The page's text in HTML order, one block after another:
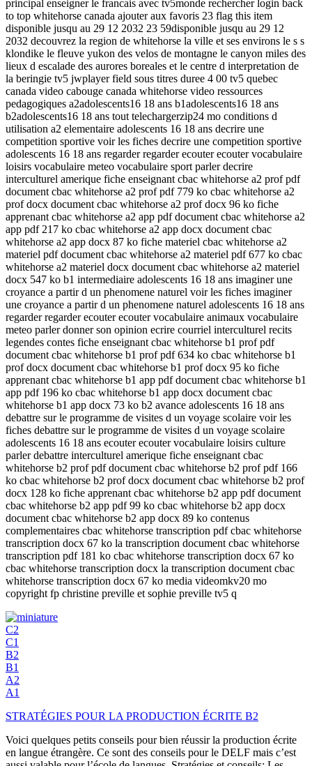
principal enseigner le francais avec tv5monde rechercher login back
to top whitehorse canada ajouter aux favoris 23 flag this item
disponible jusqu au 29 12 2032 23 59disponible jusqu au 29 12
2032 decouvrez la region de whitehorse la ville et ses environs le s s
klondike le fleuve yukon des velos de montagne le canyon miles des
lieux d escalade des aurores boreales et le centre d interpretation de
la beringie tv5 jwplayer field sous titres duree 4 00 tv5 quebec
canada video cabouge canada whitehorse video ressources
pedagogiques a2adolescents16 18 ans b1adolescents16 18 ans
b2adolescents16 18 ans tout telechargerzip24 mo conditions d
utilisation a2 elementaire adolescents 16 18 ans decrire une
competition sportive voir les fiches decrire une competition sportive
adolescents 16 18 ans regarder regarder ecouter ecouter vocabulaire
loisirs vocabulaire meteo vocabulaire sport parler decrire
interculturel amerique fiche enseignant cbac whitehorse a2 prof pdf
document cbac whitehorse a2 prof pdf 779 ko cbac whitehorse a2
prof docx document cbac whitehorse a2 prof docx 96 ko fiche
apprenant cbac whitehorse a2 app pdf document cbac whitehorse a2
app pdf 217 ko cbac whitehorse a2 app docx document cbac
whitehorse a2 app docx 87 ko fiche materiel cbac whitehorse a2
materiel pdf document cbac whitehorse a2 materiel pdf 677 ko cbac
whitehorse a2 materiel docx document cbac whitehorse a2 materiel
docx 547 ko b1 intermediaire adolescents 16 18 ans imaginer une
croyance a partir d un phenomene naturel voir les fiches imaginer
une croyance a partir d un phenomene naturel adolescents 16 18 ans
regarder regarder ecouter ecouter vocabulaire animaux vocabulaire
meteo parler donner son opinion ecrire courriel interculturel recits
legendes contes fiche enseignant cbac whitehorse b1 prof pdf
document cbac whitehorse b1 prof pdf 634 ko cbac whitehorse b1
prof docx document cbac whitehorse b1 prof docx 95 ko fiche
apprenant cbac whitehorse b1 app pdf document cbac whitehorse b1
app pdf 196 ko cbac whitehorse b1 app docx document cbac
whitehorse b1 app docx 73 ko b2 avance adolescents 16 18 ans
debattre sur le programme de visites d un voyage scolaire voir les
fiches debattre sur le programme de visites d un voyage scolaire
adolescents 16 18 ans ecouter ecouter vocabulaire loisirs culture
parler debattre interculturel amerique fiche enseignant cbac
whitehorse b2 prof pdf document cbac whitehorse b2 prof pdf 166
ko cbac whitehorse b2 prof docx document cbac whitehorse b2 prof
docx 128 ko fiche apprenant cbac whitehorse b2 app pdf document
cbac whitehorse b2 app pdf 99 ko cbac whitehorse b2 app docx
document cbac whitehorse b2 app docx 89 ko contenus
complementaires cbac whitehorse transcription pdf cbac whitehorse
transcription docx 67 ko la transcription document cbac whitehorse
transcription pdf 181 ko cbac whitehorse transcription docx 67 ko
cbac whitehorse transcription docx la transcription document cbac
whitehorse transcription docx 67 ko media videomkv20 mo
copyright fp christine preville et sophie preville tv5 q
C2
C1
B2
B1
A2
A1
STRATÉGIES POUR LA PRODUCTION ÉCRITE B2
Voici quelques petits conseils pour bien réussir la production écrite
en langue étrangère. Ce sont des conseils pour le DELF mais c’est